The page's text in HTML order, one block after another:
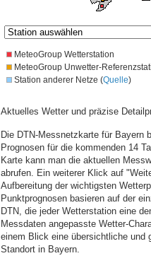
MeteoGroup Wetterstation
MeteoGroup Unwetter-
Station anderer Netze (Quelle)
Aktuelles Wetter und präzise
Die DTN-Messnetzkarte für Bayern
Prognosen für die kommenden 14
Karte kann man die aktuellen
abrufen. Ein weiterer Klick auf
Aufbereitung der wichtigsten
Punktprognosen basieren auf der
DTN, die jeder Wetterstation eine
Messdaten angepasste Wetter-
einem Blick eine übersichtliche und
Standort in Bayern.